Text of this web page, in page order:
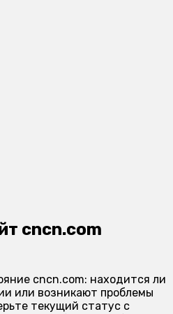
cncn.com
cncn.com: находится ли
или возникают проблемы
текущий статус с